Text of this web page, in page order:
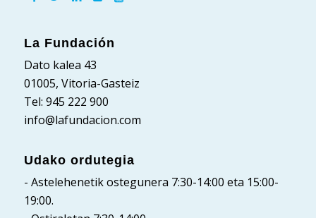
La Fundación
Dato kalea 43
01005, Vitoria-Gasteiz
Tel: 945 222 900
info@lafundacion.com
Udako ordutegia
- Astelehenetik ostegunera 7:30-14:00 eta 15:00-
19:00.